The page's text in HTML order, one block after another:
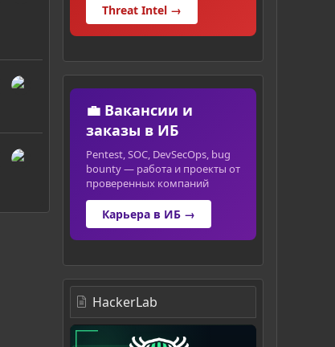
Threat Intel →
💼 Вакансии и
заказы в ИБ
Pentest, SOC, DevSecOps, bug
bounty — работа и проекты от
проверенных компаний
Карьера в ИБ →
HackerLab